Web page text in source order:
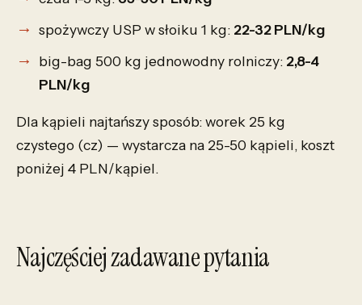
spożywczy USP w słoiku 1 kg: 22-32 PLN/kg
big-bag 500 kg jednowodny rolniczy: 2,8-4
PLN/kg
Dla kąpieli najtańszy sposób: worek 25 kg
czystego (cz) — wystarcza na 25-50 kąpieli, koszt
poniżej 4 PLN/kąpiel.
Najczęściej zadawane pytania